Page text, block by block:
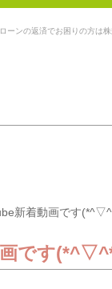
ーンの返済でお困りの方は株
新着動画です
画です